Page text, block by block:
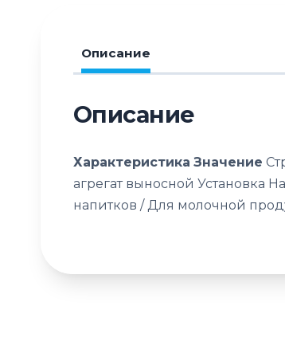
Описание
Описание
Характеристика Значение
агрегат выносной Установка
напитков / Для молочной